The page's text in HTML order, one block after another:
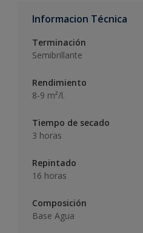
Informacion Técnica
Terminación
Semibrillante
Rendimiento
8-9 m²/l.
Tiempo de secado
3 horas
Repintado
16 horas
Composición
Base Agua